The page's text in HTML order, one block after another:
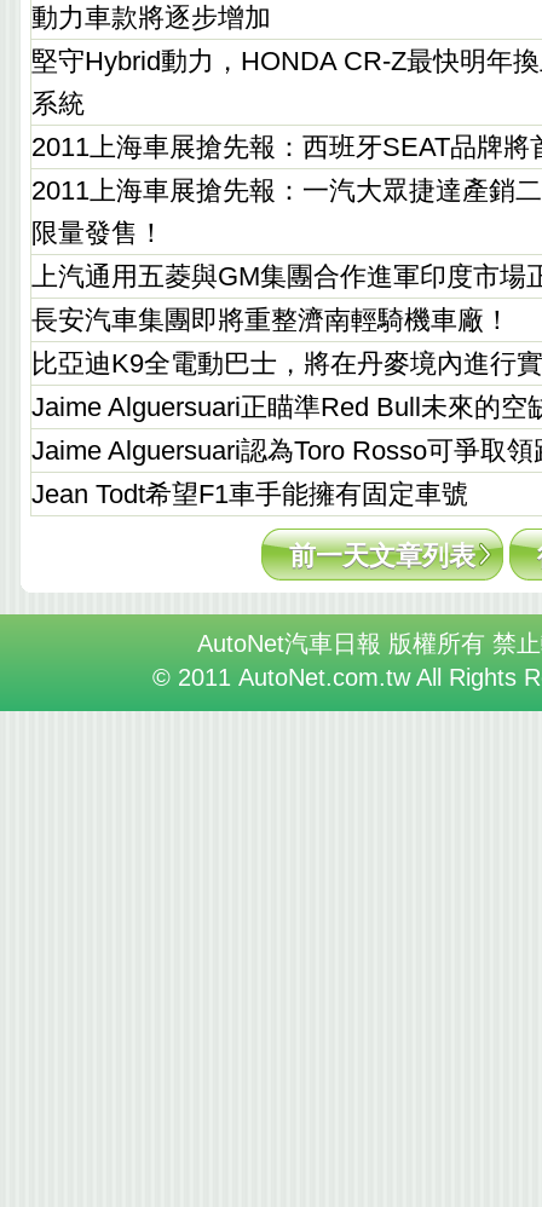
動力車款將逐步增加
堅守Hybrid動力，HONDA CR-Z最快明年
系統
2011上海車展搶先報：西班牙SEAT品牌將
2011上海車展搶先報：一汽大眾捷達產銷
限量發售！
上汽通用五菱與GM集團合作進軍印度市場
長安汽車集團即將重整濟南輕騎機車廠！
比亞迪K9全電動巴士，將在丹麥境內進行
Jaime Alguersuari正瞄準Red Bull未來的空
Jaime Alguersuari認為Toro Rosso可爭取
Jean Todt希望F1車手能擁有固定車號
前一天文章列表
AutoNet汽車日報 版權所有 禁
© 2011 AutoNet.com.tw All Rights